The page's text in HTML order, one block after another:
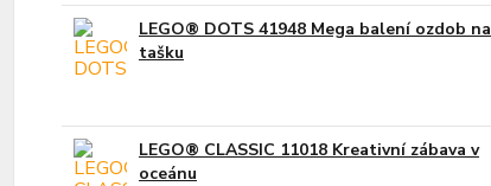
LEGO® DOTS 41948 Mega balení ozdob na
tašku
LEGO® CLASSIC 11018 Kreativní zábava v
oceánu